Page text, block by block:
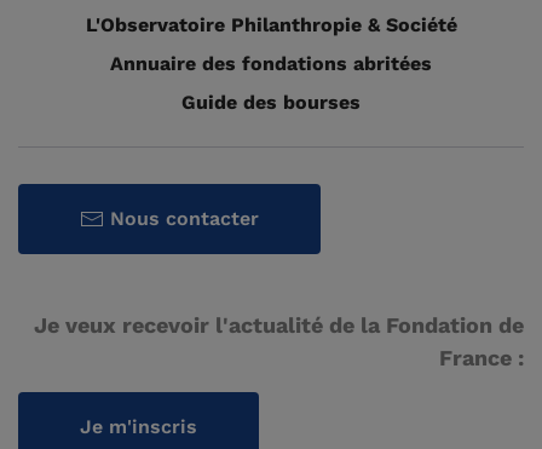
L'Observatoire Philanthropie & Société
Annuaire des fondations abritées
Guide des bourses
Nous contacter
Je veux recevoir l'actualité de la Fondation de
France :
Je m'inscris